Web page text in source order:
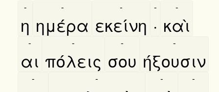
η
-
ημέρα
-
εκείνη
-
·
-
καὶ
-
αι
-
πόλεις
-
σου
-
ήξουσιν
-
- - - -